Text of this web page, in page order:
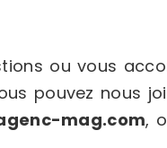
ou vous
pouvez nous
mag.com,